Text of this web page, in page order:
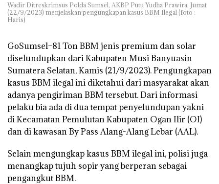
Wadir Ditreskrimsus Polda Sumsel, AKBP Putu Yudha Prawira, Jumat
(22/9/2023) menjelaskan pengungkapan kasus BBM Ilegal (foto :
Haris)
GoSumsel–81 Ton BBM jenis premium dan solar
diselundupkan dari Kabupaten Musi Banyuasin
Sumatera Selatan, Kamis (21/9/2023). Pengungkapan
kasus BBM ilegal ini diketahui dari masyarakat akan
adanya pengiriman BBM tersebut. Dari informasi
pelaku bia ada di dua tempat penyelundupan yakni
di Kecamatan Pemulutan Kabupaten Ogan Ilir (OI)
dan di kawasan By Pass Alang-Alang Lebar (AAL).
Selain mengungkap kasus BBM ilegal ini, polisi juga
menangkap tujuh sopir yang berperan sebagai
pengangkut BBM.